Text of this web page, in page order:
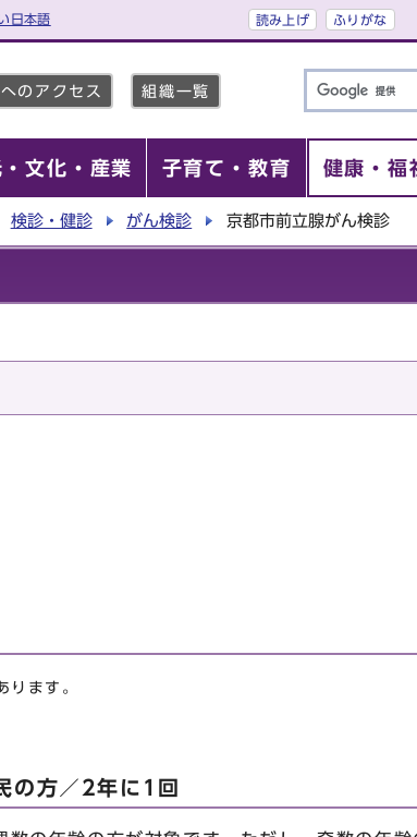
日本語 読み上げ ふりがな
のアクセス 組織一覧
文化・産業 子育て・教育 健康・福
検診・健診 がん検診 京都市前立腺がん検診
ります。
の方／2年に1回